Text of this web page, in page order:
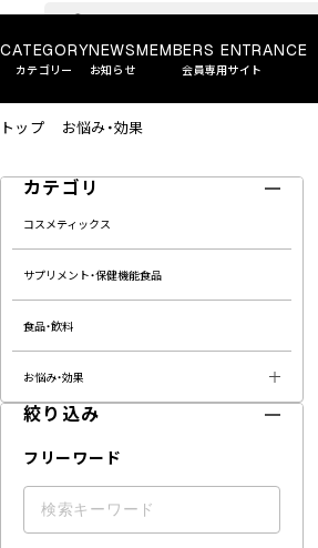
CATEGORY
カテゴリー
NEWS
お知らせ
MEMBERS ENTRANCE
会員専用サイト
トップ お悩み・効果
カテゴリ
コスメティックス
サプリメント・保健機能食品
食品・飲料
お悩み・効果
絞り込み
フリーワード